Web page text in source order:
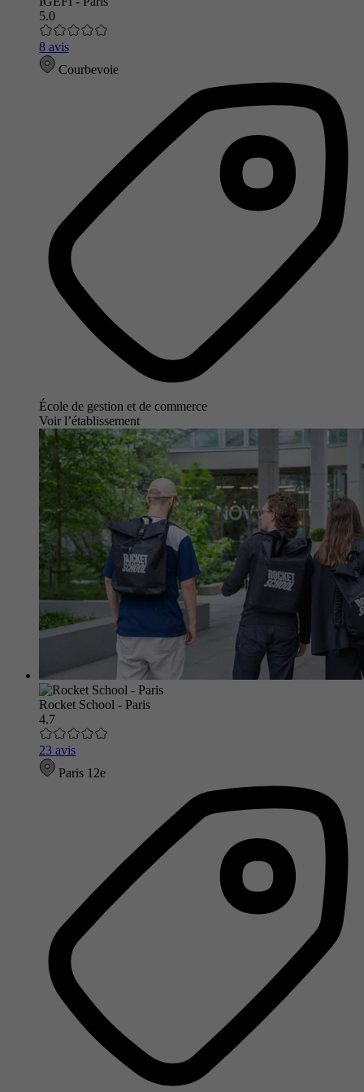
5.0
8 avis
Courbevoie
École de gestion et de commerce
Voir l’établissement
Rocket School - Paris
4.7
23 avis
Paris 12e